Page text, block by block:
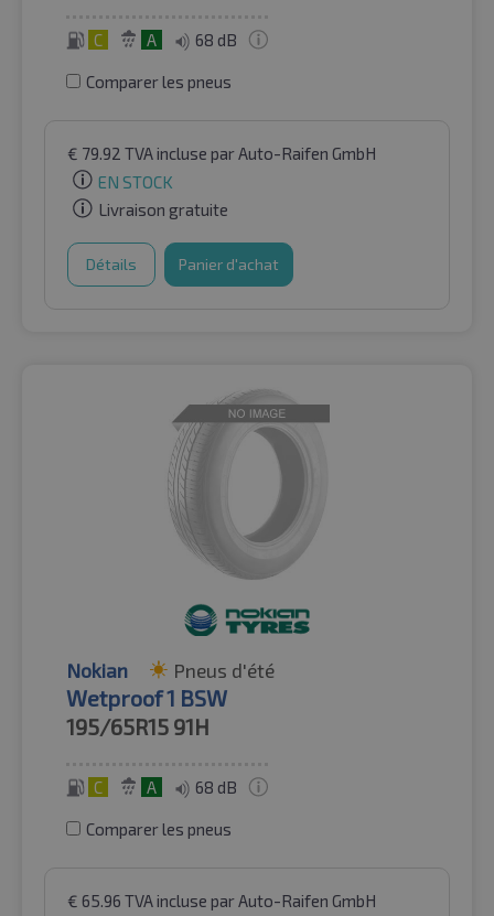
C A 68 dB
Comparer les pneus
€ 79.92 TVA incluse par Auto-Raifen GmbH
EN STOCK
Livraison gratuite
Détails Panier d'achat
Nokian Pneus d'été
Wetproof 1 BSW
195/65R15 91H
C A 68 dB
Comparer les pneus
€ 65.96 TVA incluse par Auto-Raifen GmbH